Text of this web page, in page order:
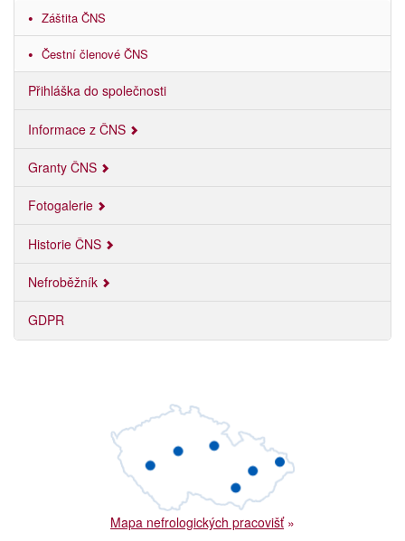
Záštita ČNS
Čestní členové ČNS
Přihláška do společnosti
Informace z ČNS
Granty ČNS
Fotogalerie
Historie ČNS
Nefroběžník
GDPR
Mapa nefrologických pracovišť»